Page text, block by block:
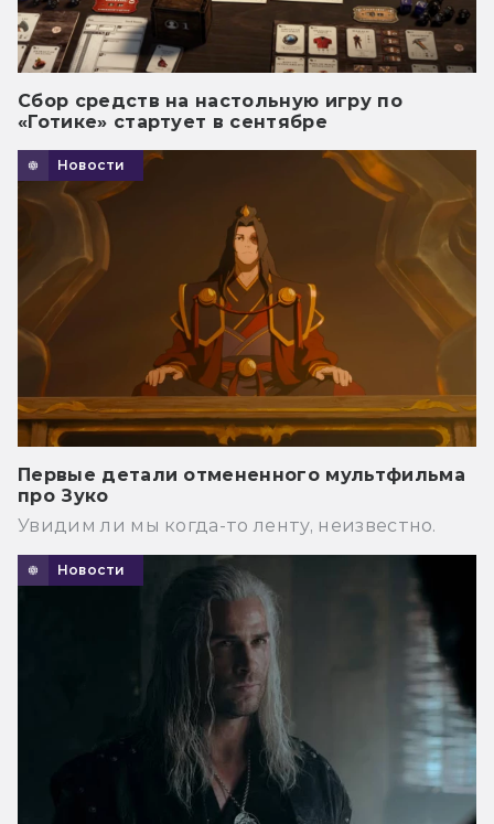
Сбор средств на настольную игру по
«Готике» стартует в сентябре
Новости
Первые детали отмененного мультфильма
про Зуко
Увидим ли мы когда-то ленту, неизвестно.
Новости